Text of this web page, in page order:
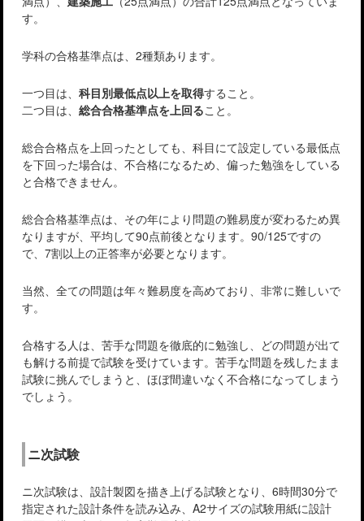
す。
学科の合格基準点は、2種類あります。
一つ目は、科目別最低点以上を取得すること。
二つ目は、総合合格基準点を上回ること。
総合合格点を上回ったとしても、科目にて設定している最低点
を下回った場合は、不合格になるため、偏った勉強をしている
と合格できません。
総合合格基準点は、その年により問題の難易度が変わるため異
なりますが、平均して90点前後となります。90/125ですの
で、7割以上の正答率が必要となります。
当然、全ての問題は年々難易度を高めており、非常に難しいで
す。
合格する人は、苦手な問題を徹底的に勉強し、どの問題が出て
も解ける前提で試験を受けています。苦手な問題を残したまま
試験に挑んでしまうと、ほぼ間違いなく不合格になってしまう
でしょう。
ニ次試験
ニ次試験は、設計製図を描き上げる試験となり、6時間30分で
指定された設計条件を読み込み、A2サイズの試験用紙に設計